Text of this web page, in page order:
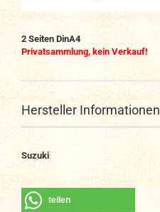
2 Seiten DinA4
Privatsammlung, kein Verkauf!
Hersteller Informationen
Suzuki
teilen